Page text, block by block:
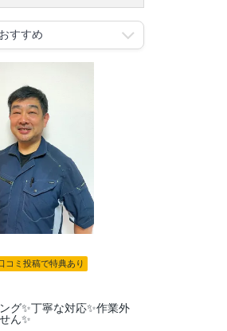
コミ投稿で特典あり
グ✨丁寧な対応✨作業外
ん✨